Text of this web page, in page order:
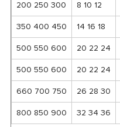
200 250 300 8 10 12
350 400 450 14 16 18
500 550 600 20 22 24
500 550 600 20 22 24
660 700 750 26 28 30
800 850 900 32 34 36